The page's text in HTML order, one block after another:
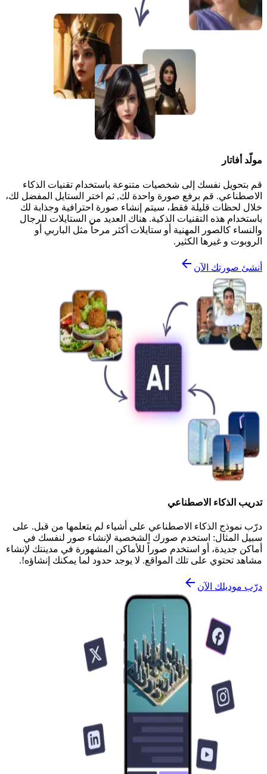
مولّد أفاتار
قم بتحويل نفسك إلى شخصيات متنوعة باستخدام تقنيات الذكاء
الاصطناعي. قم برفع صورة واحدة لك, ثم اختر الستايل المفضل لك،
خلال لحظات قليلة فقط، سيتم إنشاء صورة احترافية وجذابة لك
باستخدام هذه التقنيات الذكية. هناك العديد من الستايلات للرجال
والنساء كالصور المهنية أو ستايلات أكثر مرحاً مثل الباربي أو
الروبوت و غيرها الكثير.
أنشئ صورتك الآن
تدريب الذكاء الاصطناعي
درّب نموذج الذكاء الاصطناعي على أشياء لم يتعلمها من قبل. على
سبيل المثال: استخدم صورك الشخصية لإنشاء صور لنفسك في
أماكن جديدة، أو استخدم صوراً للأماكن المشهورة في مدينتك لإنشاء
مشاهد تحتوي على تلك المواقع. لا يوجد حدود لما يمكنك إنشاؤه!.
درّب موديلك الآن